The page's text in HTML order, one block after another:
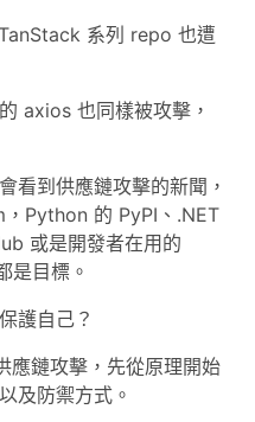
系列 repo 也遭
axios 也同樣被攻擊，
看到供應鏈攻擊的新聞，
Python 的 PyPI、.NET
或是開發者在用的
是目標。
護自己？
應鏈攻擊，先從原理開始
及防禦方式。